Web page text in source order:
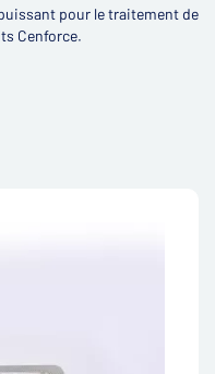
pour le traitement de
Cenforce.